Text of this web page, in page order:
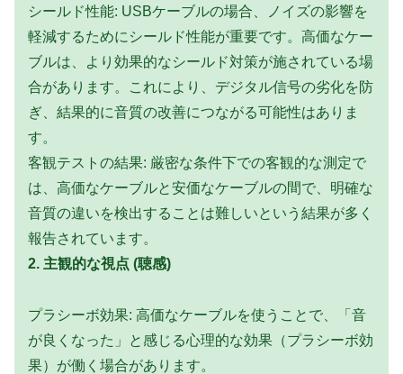
シールド性能: USBケーブルの場合、ノイズの影響を
軽減するためにシールド性能が重要です。高価なケー
ブルは、より効果的なシールド対策が施されている場
合があります。これにより、デジタル信号の劣化を防
ぎ、結果的に音質の改善につながる可能性はありま
す。
客観テストの結果: 厳密な条件下での客観的な測定で
は、高価なケーブルと安価なケーブルの間で、明確な
音質の違いを検出することは難しいという結果が多く
報告されています。
2. 主観的な視点 (聴感)
プラシーボ効果: 高価なケーブルを使うことで、「音
が良くなった」と感じる心理的な効果（プラシーボ効
果）が働く場合があります。